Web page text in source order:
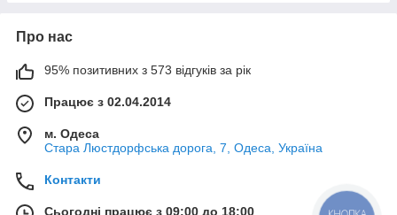
Про нас
95% позитивних з 573 відгуків за рік
Працює з 02.04.2014
м. Одеса
Стара Люстдорфська дорога, 7, Одеса, Україна
Контакти
Сьогодні працює з 09:00 до 18:00